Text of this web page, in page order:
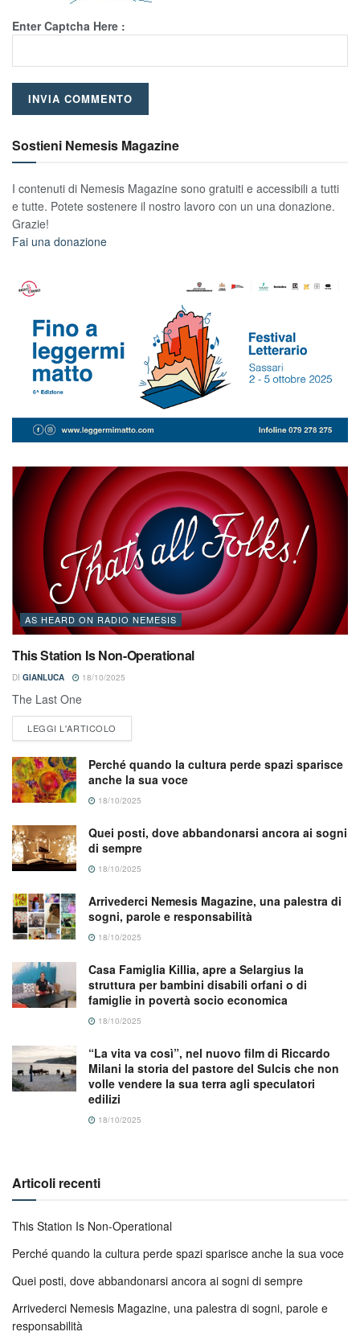
Enter Captcha Here :
Sostieni Nemesis Magazine
I contenuti di Nemesis Magazine sono gratuiti e accessibili a tutti
e tutte. Potete sostenere il nostro lavoro con un una donazione.
Grazie!
Fai una donazione
AS HEARD ON RADIO NEMESIS
This Station Is Non-Operational
DI GIANLUCA 18/10/2025
The Last One
LEGGI L'ARTICOLO
Perché quando la cultura perde spazi sparisce
anche la sua voce
18/10/2025
Quei posti, dove abbandonarsi ancora ai sogni
di sempre
18/10/2025
Arrivederci Nemesis Magazine, una palestra di
sogni, parole e responsabilità
18/10/2025
Casa Famiglia Killia, apre a Selargius la
struttura per bambini disabili orfani o di
famiglie in povertà socio economica
18/10/2025
“La vita va così”, nel nuovo film di Riccardo
Milani la storia del pastore del Sulcis che non
volle vendere la sua terra agli speculatori
edilizi
18/10/2025
Articoli recenti
This Station Is Non-Operational
Perché quando la cultura perde spazi sparisce anche la sua voce
Quei posti, dove abbandonarsi ancora ai sogni di sempre
Arrivederci Nemesis Magazine, una palestra di sogni, parole e
responsabilità